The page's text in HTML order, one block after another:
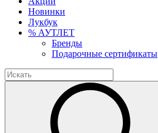
Новинки
Лукбук
% АУТЛЕТ
Бренды
Подарочные сертификаты